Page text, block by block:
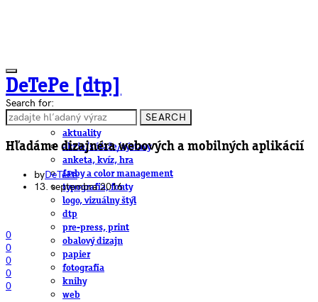
DeTePe [dtp]
ČLÁNKY
aktuality
akcie/súťaže/výstavy
anketa, kvíz, hra
farby a color management
typografia, fonty
logo, vizuálny štýl
dtp
pre-press, print
obalový dizajn
papier
fotografia
knihy
web
Search for:
SEARCH
Hľadáme dizajnéra webových a mobilných aplikácií
byDeTePe
13. septembra 2016
0
0
0
0
0